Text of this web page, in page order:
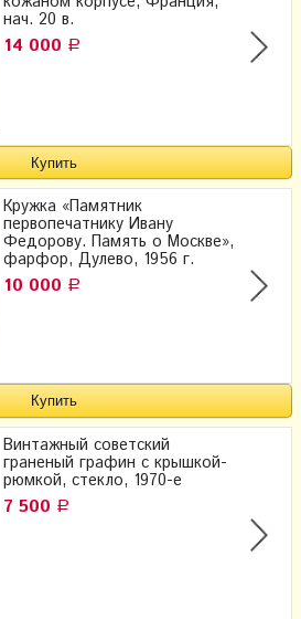
нач. 20 в.
14 000 Р
Кружка «Памятник
первопечатнику Ивану
Федорову. Память о Москве»,
фарфор, Дулево, 1956 г.
10 000 Р
Винтажный советский
граненый графин с крышкой-
рюмкой, стекло, 1970-е
7 500 Р